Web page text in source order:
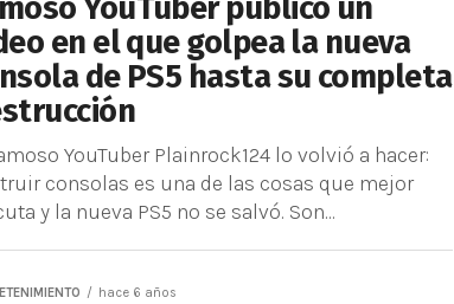
YouTuber publicó un
en el que golpea la nueva
de PS5 hasta su completa
YouTuber Plainrock124 lo volvió a hacer:
consolas es una de las cosas que mejor
y la nueva PS5 no se salvó. Son...
hace 6 años